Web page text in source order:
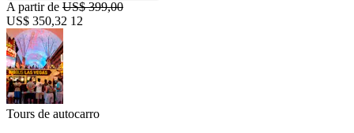
A partir de US$ 399,00
US$ 350,32 12
Tours de autocarro